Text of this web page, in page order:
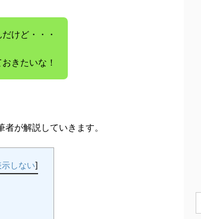
けど・・・
きたいな！
が解説していきます。
示しない]